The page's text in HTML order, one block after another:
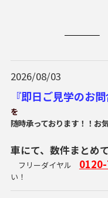
2026/08/03
『即日ご見学のお問
を
随時承っております！！ お
車にて、数件まとめ
フリーダイヤル
い！